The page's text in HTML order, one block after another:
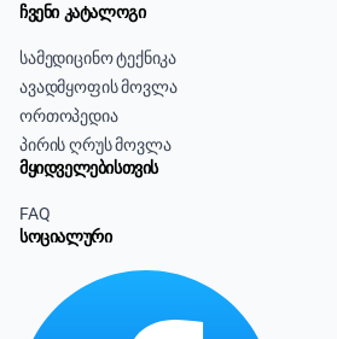
ჩვენი კატალოგი
სამედიცინო ტექნიკა
ავადმყოფის მოვლა
ორთოპედია
პირის ღრუს მოვლა
მყიდველებისთვის
FAQ
სოციალური